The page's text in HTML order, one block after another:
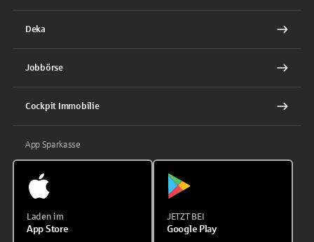
Deka
Jobbörse
Cockpit Immobilie
App Sparkasse
Laden im
App Store
JETZT BEI
Google Play